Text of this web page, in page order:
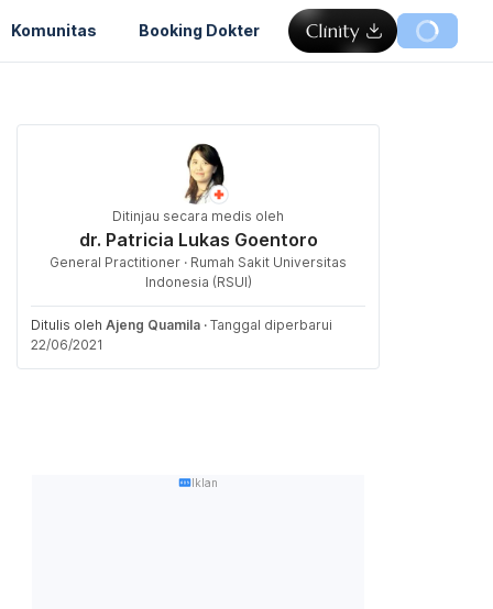
Komunitas Booking Dokter
Ditinjau secara medis oleh
dr. Patricia Lukas Goentoro
General Practitioner · Rumah Sakit Universitas
Indonesia (RSUI)
Ditulis oleh Ajeng Quamila · Tanggal diperbarui
22/06/2021
Iklan